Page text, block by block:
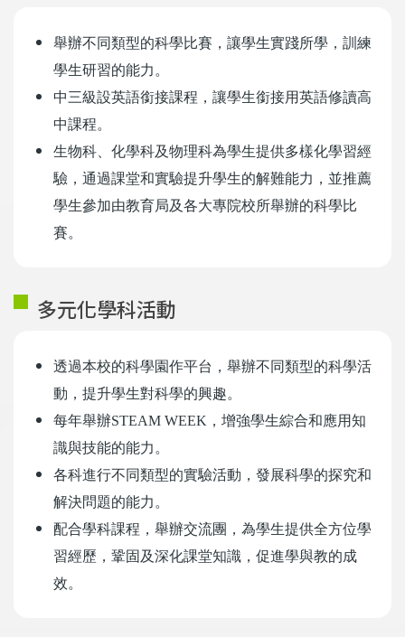
舉辦不同類型的科學比賽，讓學生實踐所學，訓練
學生研習的能力。
中三級設英語銜接課程，讓學生銜接用英語修讀高
中課程。
生物科、化學科及物理科為學生提供多樣化學習經
驗，通過課堂和實驗提升學生的解難能力，並推薦
學生參加由教育局及各大專院校所舉辦的科學比
賽。
多元化學科活動
透過本校的科學園作平台，舉辦不同類型的科學活
動，提升學生對科學的興趣。
每年舉辦STEAM WEEK ，增強學生綜合和應用知
識與技能的能力。
各科進行不同類型的實驗活動，發展科學的探究和
解決問題的能力。
配合學科課程，舉辦交流團，為學生提供全方位學
習經歷，鞏固及深化課堂知識，促進學與教的成
效。